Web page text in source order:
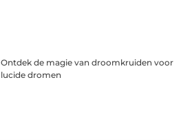
Ontdek de magie van droomkruiden voor
lucide dromen